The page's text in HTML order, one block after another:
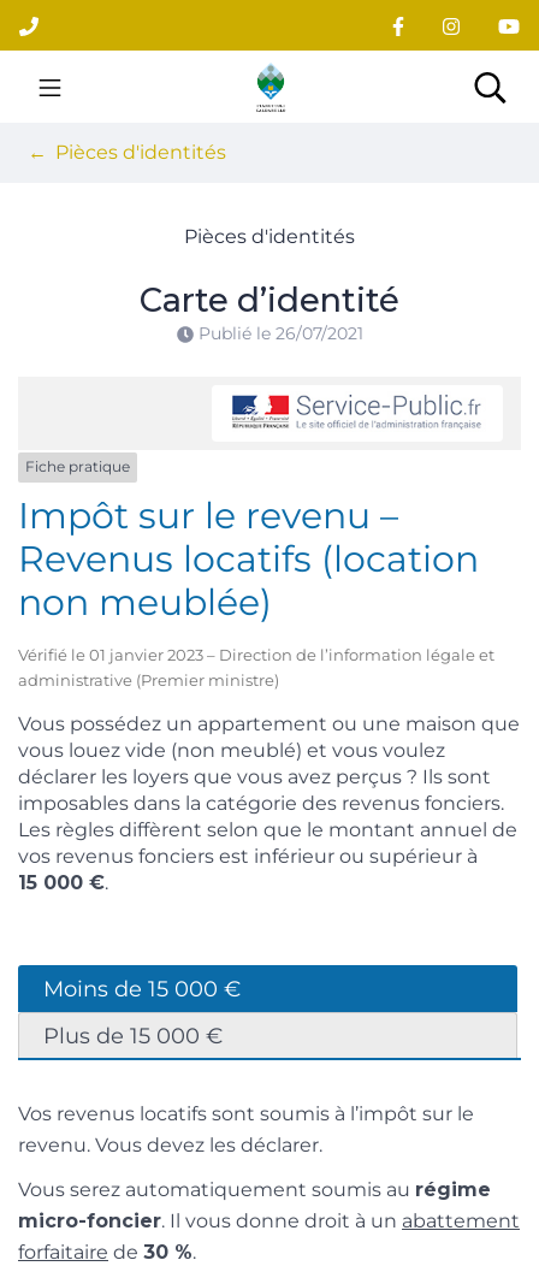
Aller
au
contenu
Site officiel du village
Pièces d'identités
Pièces d'identités
Carte d’identité
Publié le 26/07/2021
Fiche pratique
Impôt sur le revenu –
Revenus locatifs (location
non meublée)
Vérifié le 01 janvier 2023 – Direction de l’information légale et
administrative (Premier ministre)
Vous possédez un appartement ou une maison que
vous louez vide (non meublé) et vous voulez
déclarer les loyers que vous avez perçus ? Ils sont
imposables dans la catégorie des revenus fonciers.
Les règles diffèrent selon que le montant annuel de
vos revenus fonciers est inférieur ou supérieur à
15 000 €.
Moins de 15 000 €
Plus de 15 000 €
Vos revenus locatifs sont soumis à l’impôt sur le
revenu. Vous devez les déclarer.
Vous serez automatiquement soumis au régime
micro-foncier. Il vous donne droit à un abattement
forfaitaire de 30 %.